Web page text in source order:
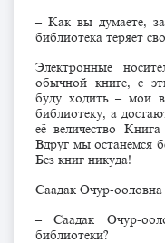
– Как вы думаете, за
библиотека теряет
Электронные
обычной книге, с
буду ходить – мои
библиотеку, а
её величество
Вдруг мы останемся
Без книг никуда!
Саадак Очур-ооловна
– Саадак Очур-
библиотеки?